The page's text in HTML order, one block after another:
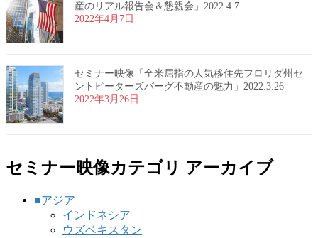
産のリアル報告会＆懇親会」2022.4.7
2022年4月7日
セミナー映像「全米屈指の人気移住先フロリダ州セ
ントピーターズバーグ不動産の魅力」2022.3.26
2022年3月26日
セミナー映像カテゴリ アーカイブ
■アジア
インドネシア
ウズベキスタン